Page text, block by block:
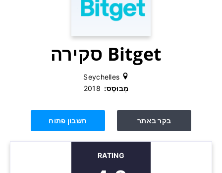
Bitget סקירה
מְבוּסָס:
בקר באתר חשבון פתוח
RATING